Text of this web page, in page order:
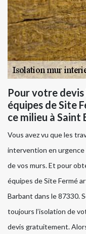
Pour votre
équipes de Site
ce milieu à Saint
Vous avez vu que les
intervention en
de vos murs. Et pour
équipes de Site Fermé
Barbant dans le 87330.
toujours l’isolation de
devis gratuitement.